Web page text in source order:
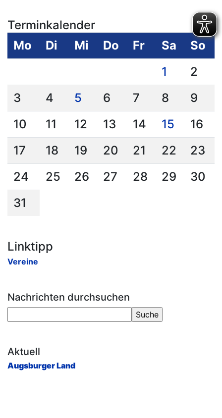
Terminkalender
Mo
Di Mi Do Fr Sa
So
1
2
3
4 5 6 7 8
9
10
11 12 13 14 15
16
17
18 19 20 21 22
23
24
25 26 27 28 29
30
31
Linktipp
Vereine
Nachrichten durchsuchen
Aktuell
Augsburger Land